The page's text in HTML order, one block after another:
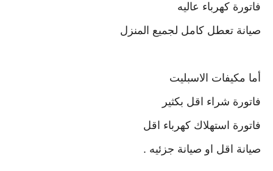
‏فاتورة كهرباء عاليه
‏صيانة تعطل كامل لجميع المنزل
‏أما مكيفات الاسبليت
‏فاتورة شراء اقل بكثير
‏فاتورة استهلاك كهرباء اقل
‏صيانة اقل او صيانة جزئيه .